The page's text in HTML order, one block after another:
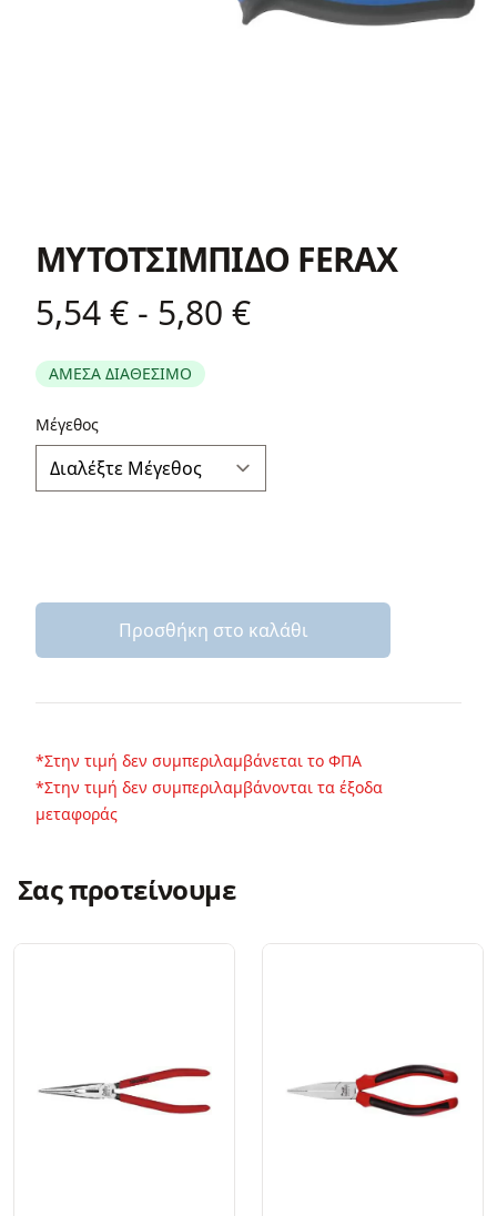
ΜΥΤΟΤΣΙΜΠΙΔΟ FERAX
Product information
5,54 € - 5,80 €
ΑΜΕΣΑ ΔΙΑΘΕΣΙΜΟ
Περιγραφή
Μέγεθος
Προσθήκη στο καλάθι
*Στην τιμή δεν συμπεριλαμβάνεται το ΦΠΑ
*Στην τιμή δεν συμπεριλαμβάνονται τα έξοδα
μεταφοράς
Σας προτείνουμε